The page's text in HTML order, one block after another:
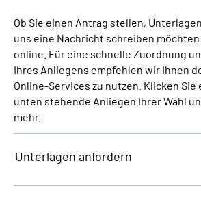
Inhalte in Gebärdensprache (DGS)
Leichte Sprache
Suche
Mein Kundenportal
Ob Sie einen Antrag stellen,
uns eine Nachricht schreiben
online. Für eine schnelle Zuordnung
Ihres Anliegens empfehlen wir Ihnen
Online-Services zu nutzen. Klicken Sie
unten stehende Anliegen Ihrer Wahl
mehr.
Unterlagen anfordern